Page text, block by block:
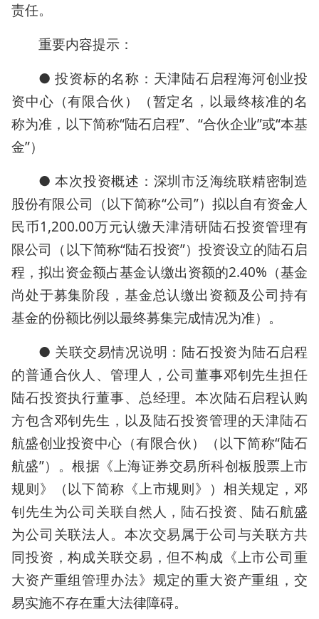
责任。
重要内容提示：
● 投资标的名称：天津陆石启程海河创业投
资中心（有限合伙）（暂定名，以最终核准的名
称为准，以下简称“陆石启程”、“合伙企业”或“本基
金”）
● 本次投资概述：深圳市泛海统联精密制造
股份有限公司（以下简称“公司”）拟以自有资金人
民币1,200.00万元认缴天津清研陆石投资管理有
限公司（以下简称“陆石投资”）投资设立的陆石启
程，拟出资金额占基金认缴出资额的2.40%（基金
尚处于募集阶段，基金总认缴出资额及公司持有
基金的份额比例以最终募集完成情况为准）。
● 关联交易情况说明：陆石投资为陆石启程
的普通合伙人、管理人，公司董事邓钊先生担任
陆石投资执行董事、总经理。本次陆石启程认购
方包含邓钊先生，以及陆石投资管理的天津陆石
航盛创业投资中心（有限合伙）（以下简称“陆石
航盛”）。根据《上海证券交易所科创板股票上市
规则》（以下简称《上市规则》）相关规定，邓
钊先生为公司关联自然人，陆石投资、陆石航盛
为公司关联法人。本次交易属于公司与关联方共
同投资，构成关联交易，但不构成《上市公司重
大资产重组管理办法》规定的重大资产重组，交
易实施不存在重大法律障碍。